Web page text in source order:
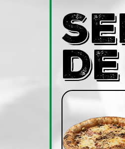
Contact
Mentions Légales
Programme De
Mon Compte